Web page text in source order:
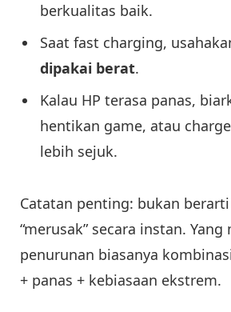
berkualitas baik.
Saat fast charging,
dipakai berat.
Kalau HP terasa panas,
hentikan game, atau
lebih sejuk.
Catatan penting: bukan
“merusak” secara instan.
penurunan biasanya
+ panas + kebiasaan ekstrem.